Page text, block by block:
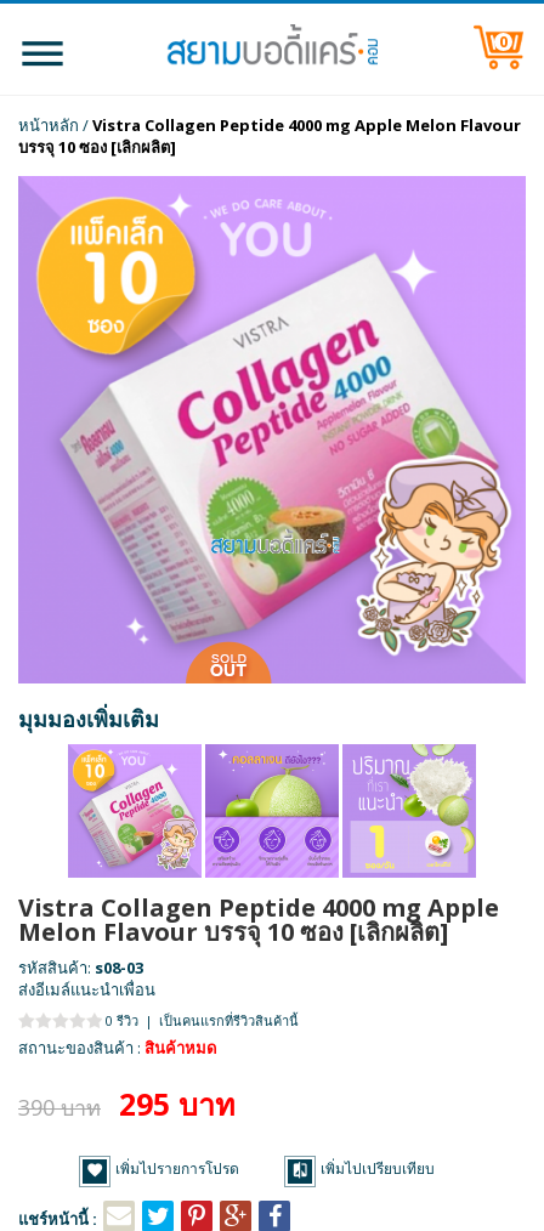
0
หน้าหลัก /Vistra Collagen Peptide 4000 mg Apple Melon Flavour
บรรจุ 10 ซอง [เลิกผลิต]
มุมมองเพิ่มเติม
Vistra Collagen Peptide 4000 mg Apple
Melon Flavour บรรจุ 10 ซอง [เลิกผลิต]
รหัสสินค้า: s08-03
ส่งอีเมล์แนะนำเพื่อน
0 รีวิว | เป็นคนแรกที่รีวิวสินค้านี้
สถานะของสินค้า : สินค้าหมด
390 บาท 295 บาท
เพิ่มไปรายการโปรด เพิ่มไปเปรียบเทียบ
แชร์หน้านี้ :